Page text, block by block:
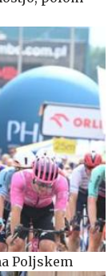
Poljskem